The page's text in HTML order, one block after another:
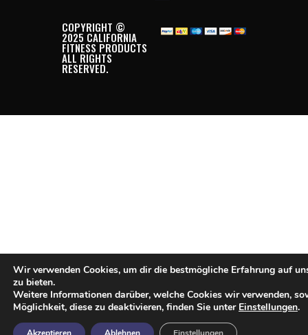
COPYRIGHT ©
2025 CALIFORNIA
FITNESS PRODUCTS
ALL RIGHTS
RESERVED.
Wir verwenden Cookies, um dir die bestmögliche Erfahrung auf
zu bieten.
Weitere Informationen darüber, welche Cookies wir verwenden,
Möglichkeit, diese zu deaktivieren, finden Sie unter Einstellungen.